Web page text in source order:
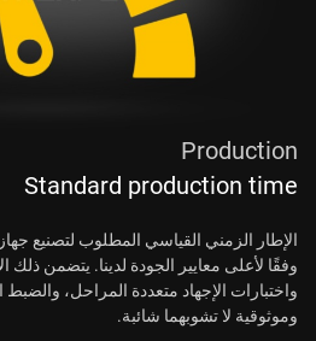
Production
Standard production time
وفقًا لأعلى معايير الجودة لدينا. يتضمن ذلك
واختبارات الإجهاد متعددة المراحل،
وموثوقية لا تشوبهما شائبة.